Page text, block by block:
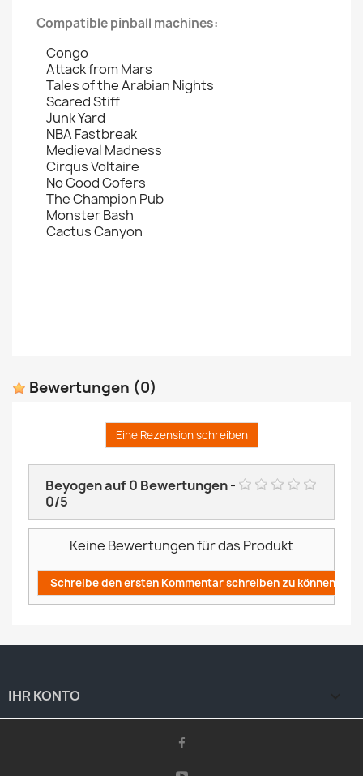
Compatible pinball machines:
Congo
Attack from Mars
Tales of the Arabian Nights
Scared Stiff
Junk Yard
NBA Fastbreak
Medieval Madness
Cirqus Voltaire
No Good Gofers
The Champion Pub
Monster Bash
Cactus Canyon
Bewertungen (0)
Eine Rezension schreiben
Beyogen auf0 Bewertungen-
0/5
Keine Bewertungen für das Produkt
Schreibe den ersten Kommentar schreiben zu können!
IHR KONTO